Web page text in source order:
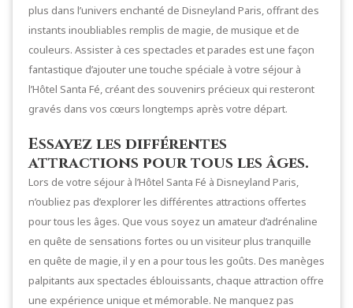
plus dans l’univers enchanté de Disneyland Paris, offrant des
instants inoubliables remplis de magie, de musique et de
couleurs. Assister à ces spectacles et parades est une façon
fantastique d’ajouter une touche spéciale à votre séjour à
l’Hôtel Santa Fé, créant des souvenirs précieux qui resteront
gravés dans vos cœurs longtemps après votre départ.
Essayez les différentes
attractions pour tous les âges.
Lors de votre séjour à l’Hôtel Santa Fé à Disneyland Paris,
n’oubliez pas d’explorer les différentes attractions offertes
pour tous les âges. Que vous soyez un amateur d’adrénaline
en quête de sensations fortes ou un visiteur plus tranquille
en quête de magie, il y en a pour tous les goûts. Des manèges
palpitants aux spectacles éblouissants, chaque attraction offre
une expérience unique et mémorable. Ne manquez pas